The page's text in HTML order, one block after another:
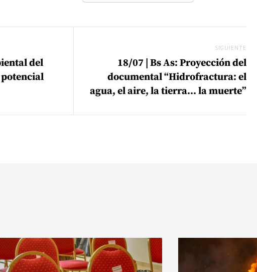
del
SIGUIENTE
18/07 | Bs As: Proyección del
documental “Hidrofractura: el
agua, el aire, la tierra… la muerte”